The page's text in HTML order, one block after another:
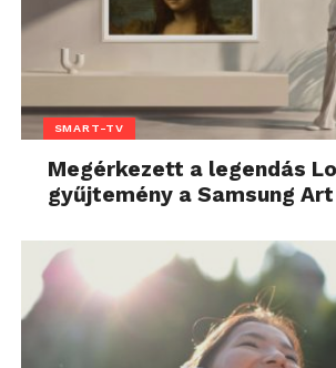
SMART-TV
Megérkezett a legendás
gyűjtemény a Samsung